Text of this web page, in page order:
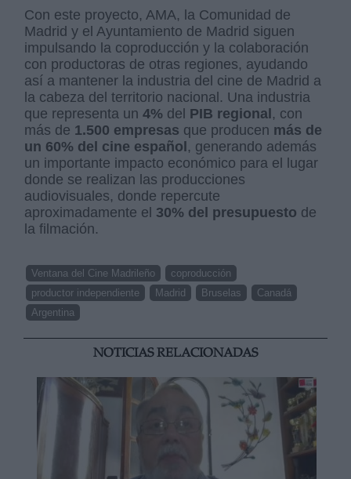
Con este proyecto, AMA, la Comunidad de
Madrid y el Ayuntamiento de Madrid siguen
impulsando la coproducción y la colaboración
con productoras de otras regiones, ayudando
así a mantener la industria del cine de Madrid a
la cabeza del territorio nacional. Una industria
que representa un4% del PIB regional , con
más de 1.500 empresas que producen más de
un 60% del cine español , generando además
un importante impacto económico para el lugar
donde se realizan las producciones
audiovisuales, donde repercute
aproximadamente el 30% del presupuesto de
la filmación.
Ventana del Cine Madrileño
coproducción
productor independiente
Madrid Bruselas
Canadá
Argentina
NOTICIAS RELACIONADAS